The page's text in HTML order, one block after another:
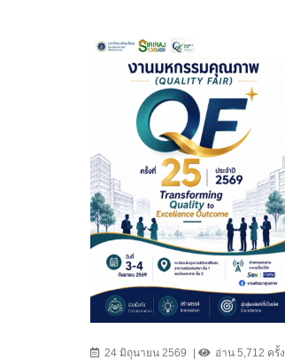
24 มิถุนายน 2569 อ่าน 5,712 ครั้ง